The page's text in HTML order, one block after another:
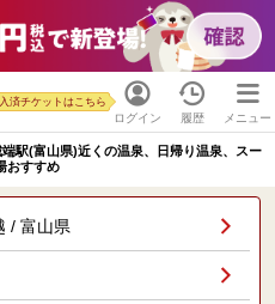
ログイン
済チケットはこちら
履歴 メニュー
駅(富山県)近くの温泉、日帰り温泉、スー
おすすめ
/ 富山県